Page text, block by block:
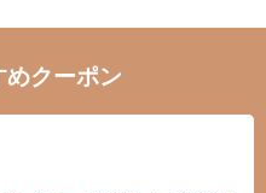
クーポン